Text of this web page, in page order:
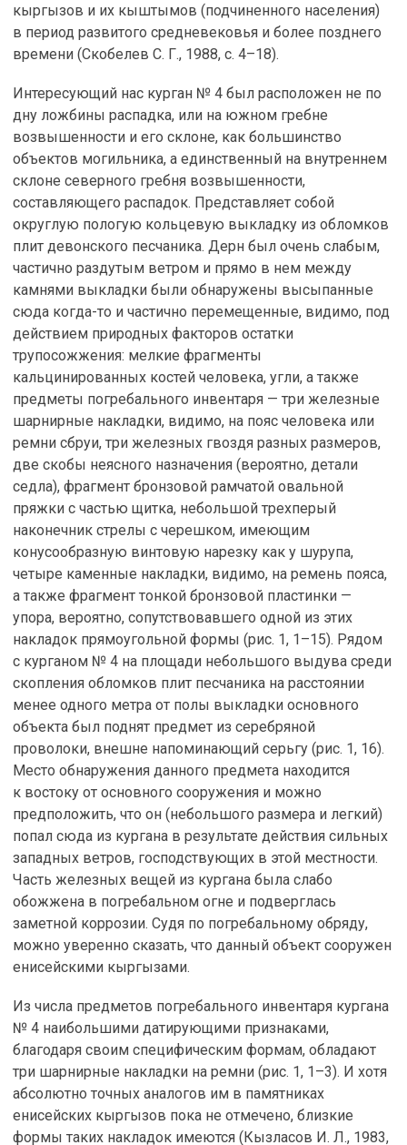
кыргызов и их кыштымов (подчиненного населения)
в период развитого средневековья и более позднего
времени (Скобелев С. Г., 1988, c. 4–18).
Интересующий нас курган № 4 был расположен не по
дну ложбины распадка, или на южном гребне
возвышенности и его склоне, как большинство
объектов могильника, а единственный на внутреннем
склоне северного гребня возвышенности,
составляющего распадок. Представляет собой
округлую пологую кольцевую выкладку из обломков
плит девонского песчаника. Дерн был очень слабым,
частично раздутым ветром и прямо в нем между
камнями выкладки были обнаружены высыпанные
сюда когда-то и частично перемещенные, видимо, под
действием природных факторов остатки
трупосожжения: мелкие фрагменты
кальцинированных костей человека, угли, а также
предметы погребального инвентаря — три железные
шарнирные накладки, видимо, на пояс человека или
ремни сбруи, три железных гвоздя разных размеров,
две скобы неясного назначения (вероятно, детали
седла), фрагмент бронзовой рамчатой овальной
пряжки с частью щитка, небольшой трехперый
наконечник стрелы с черешком, имеющим
конусообразную винтовую нарезку как у шурупа,
четыре каменные накладки, видимо, на ремень пояса,
а также фрагмент тонкой бронзовой пластинки —
упора, вероятно, сопутствовавшего одной из этих
накладок прямоугольной формы (рис. 1, 1–15). Рядом
с курганом № 4 на площади небольшого выдува среди
скопления обломков плит песчаника на расстоянии
менее одного метра от полы выкладки основного
объекта был поднят предмет из серебряной
проволоки, внешне напоминающий серьгу (рис. 1, 16).
Место обнаружения данного предмета находится
к востоку от основного сооружения и можно
предположить, что он (небольшого размера и легкий)
попал сюда из кургана в результате действия сильных
западных ветров, господствующих в этой местности.
Часть железных вещей из кургана была слабо
обожжена в погребальном огне и подверглась
заметной коррозии. Судя по погребальному обряду,
можно уверенно сказать, что данный объект сооружен
енисейскими кыргызами.
Из числа предметов погребального инвентаря кургана
№ 4 наибольшими датирующими признаками,
благодаря своим специфическим формам, обладают
три шарнирные накладки на ремни (рис. 1, 1–3). И хотя
абсолютно точных аналогов им в памятниках
енисейских кыргызов пока не отмечено, близкие
формы таких накладок имеются (Кызласов И. Л., 1983,